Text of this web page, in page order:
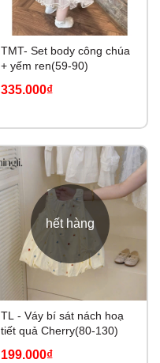
TMT- Set body công chúa
+ yếm ren(59-90)
335.000₫
hết hàng
TL - Váy bí sát nách hoạ
tiết quả Cherry(80-130)
199.000₫